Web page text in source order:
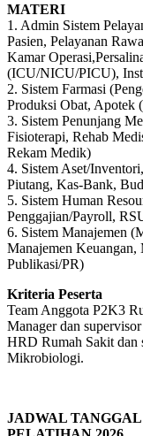
MATERI
1. Admin Sistem
Pasien, Pelayanan
Kamar
(ICU/NICU/PICU),
2. Sistem Farmasi
Produksi Obat, Apotek
3. Sistem Penunjang
Fisioterapi, Rehab
Rekam Medik)
4. Sistem Aset/
Piutang, Kas-Bank,
5. Sistem Human
Penggajian/Payroll,
6. Sistem Manajemen
Manajemen Keuangan,
Publikasi/PR)
Kriteria Peserta
Team Anggota P2K3
Manager dan
HRD Rumah Sakit dan
Mikrobiologi.
JADWAL